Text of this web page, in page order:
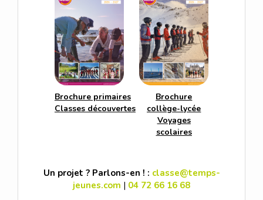
Brochure primaires
Classes découvertes
Brochure
collège-lycée
Voyages
scolaires
Un projet ? Parlons-en ! : classe@temps-
jeunes.com | 04 72 66 16 68